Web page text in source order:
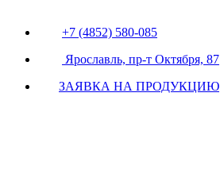
+7 (4852) 580-085
Ярославль, пр-т Октября, 87
ЗАЯВКА НА ПРОДУКЦИЮ